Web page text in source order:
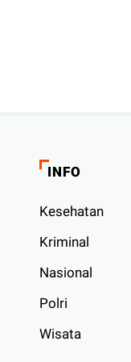
INFO
Kesehatan
Kriminal
Nasional
Polri
Wisata